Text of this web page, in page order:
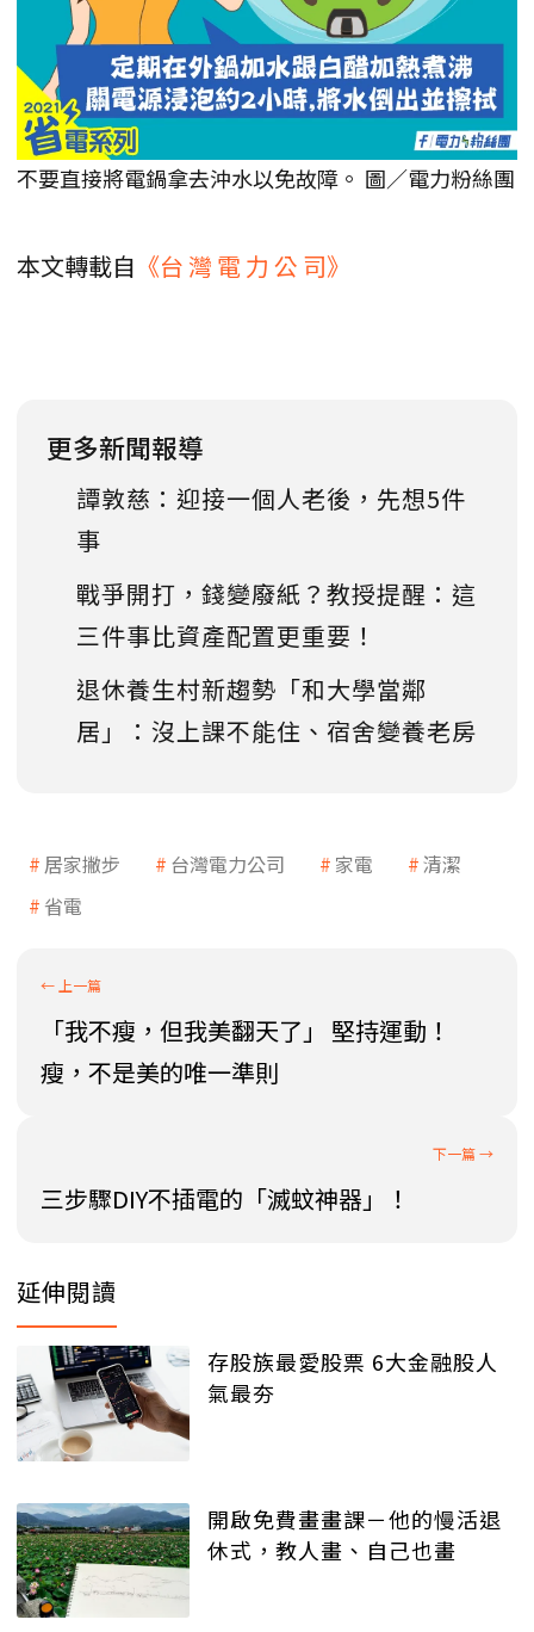
不要直接將電鍋拿去沖水以免故障。 圖／電力粉絲團
本文轉載自 《台 灣 電 力 公 司》
更多新聞報導
譚敦慈：迎接一個人老後，先想5件
事
戰爭開打，錢變廢紙？教授提醒：這
三件事比資產配置更重要！
退休養生村新趨勢「和大學當鄰
居」：沒上課不能住、宿舍變養老房
居家撇步 台灣電力公司 家電
清潔
省電
「我不瘦，但我美翻天了」 堅持運動！
瘦，不是美的唯一準則
三步驟DIY不插電的「滅蚊神器」！
延伸閱讀
存股族最愛股票 6大金融股人
氣最夯
開啟免費畫畫課－他的慢活退
休式，教人畫、自己也畫